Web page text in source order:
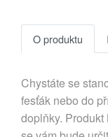
O produktu
Chystáte se
fesťák nebo do
doplňky. Produkt